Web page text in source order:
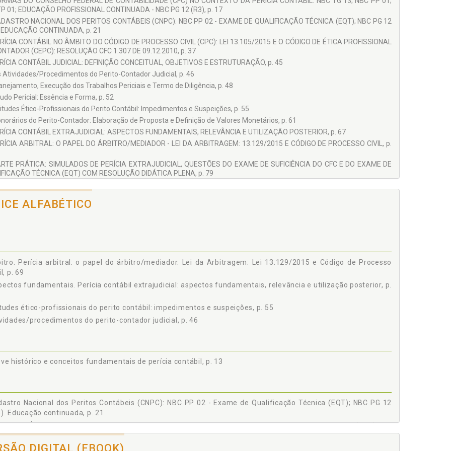
01; EDUCAÇÃO PROFISSIONAL CONTINUADA - NBC PG 12 (R3), p. 17
NACIONAL DOS PERITOS CONTÁBEIS (CNPC): NBC PP 02 - EXAME DE QUALIFICAÇÃO TÉCNICA (EQT); NBC PG 12
CONTINUADA, p. 21
CONTÁBIL NO ÂMBITO DO CÓDIGO DE PROCESSO CIVIL (CPC): LEI 13.105/2015 E O CÓDIGO DE ÉTICA PROFISSIONAL
(CEPC): RESOLUÇÃO CFC 1.307 DE 09.12.2010, p. 37
CONTÁBIL JUDICIAL: DEFINIÇÃO CONCEITUAL, OBJETIVOS E ESTRUTURAÇÃO, p. 45
Atividades/Procedimentos do Perito-Contador Judicial, p. 46
Execução dos Trabalhos Periciais e Termo de Diligência, p. 48
Pericial: Essência e Forma, p. 52
Ético-Profissionais do Perito Contábil: Impedimentos e Suspeições, p. 55
do Perito-Contador: Elaboração de Proposta e Definição de Valores Monetários, p. 61
CONTÁBIL EXTRAJUDICIAL: ASPECTOS FUNDAMENTAIS, RELEVÂNCIA E UTILIZAÇÃO POSTERIOR, p. 67
ARBITRAL: O PAPEL DO ÁRBITRO/MEDIADOR - LEI DA ARBITRAGEM: 13.129/2015 E CÓDIGO DE PROCESSO CIVIL, p.
PRÁTICA: SIMULADOS DE PERÍCIA EXTRAJUDICIAL, QUESTÕES DO EXAME DE SUFICIÊNCIA DO CFC E DO EXAME DE
TÉCNICA (EQT) COM RESOLUÇÃO DIDÁTICA PLENA, p. 79
Contábil Extrajudicial: Simulações Práticas com Resolução Didática Plena, p. 126
FINAIS, p. 137
ALFABÉTICO
Perícia arbitral: o papel do árbitro/mediador. Lei da Arbitragem: Lei 13.129/2015 e Código de Processo
p. 69
fundamentais. Perícia contábil extrajudicial: aspectos fundamentais, relevância e utilização posterior, p.
ético-profissionais do perito contábil: impedimentos e suspeições, p. 55
procedimentos do perito-contador judicial, p. 46
histórico e conceitos fundamentais de perícia contábil, p. 13
Nacional dos Peritos Contábeis (CNPC): NBC PP 02 - Exame de Qualificação Técnica (EQT); NBC PG 12
Educação continuada, p. 21
de Ética Profissional do Contador. Perícia contábil no âmbito do Código de Processo Civil (CPC): Lei
2015 e o Código de Ética Pro-fissional do Contador (CEPC): Resolução CFC 1.307 de 09.12.2010, p. 37
de Processo Civil. Perícia arbitral: o papel do árbitro/mediador. Lei da Arbitragem: Lei 13.129/2015 e
DIGITAL (EBOOK)